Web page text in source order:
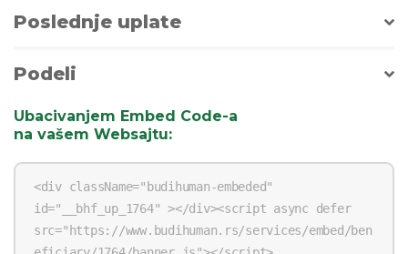
Poslednje uplate
Podeli
Ubacivanjem Embed Code-a
na vašem Websajtu: